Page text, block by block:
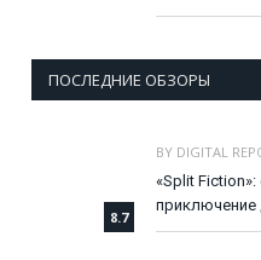
ПОСЛЕДНИЕ ОБЗОРЫ
8.7
BY DIGITAL
«Split
приключение